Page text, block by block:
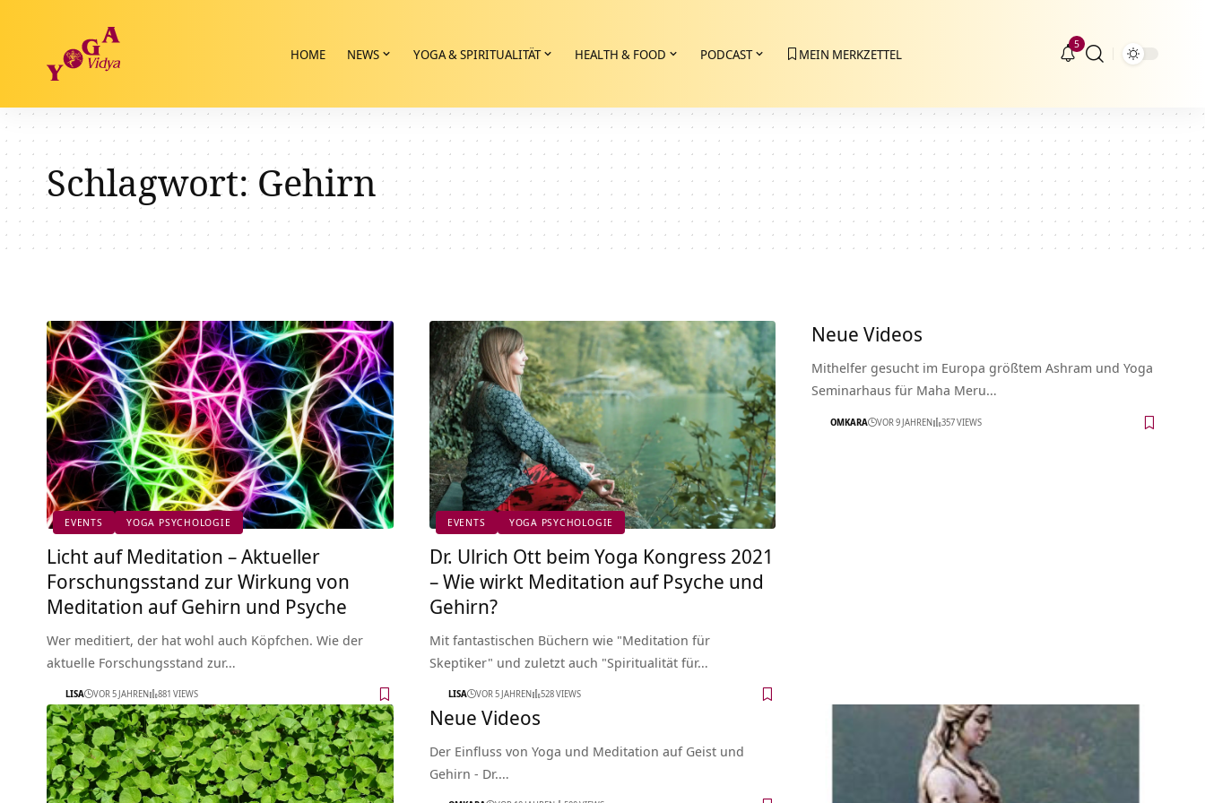
HOME NEWS YOGA & SPIRITUALITÄT HEALTH & FOOD PODCAST MEIN MERKZETTEL
5
Schlagwort: Gehirn
EVENTS YOGA PSYCHOLOGIE
Licht auf Meditation – Aktueller
Forschungsstand zur Wirkung von
Meditation auf Gehirn und Psyche
Wer meditiert, der hat wohl auch Köpfchen. Wie der
aktuelle Forschungsstand zur…
LISA VOR 5 JAHREN 881 VIEWS
EVENTS YOGA PSYCHOLOGIE
Dr. Ulrich Ott beim Yoga Kongress 2021
– Wie wirkt Meditation auf Psyche und
Gehirn?
Mit fantastischen Büchern wie "Meditation für
Skeptiker" und zuletzt auch "Spiritualität für…
LISA VOR 5 JAHREN 528 VIEWS
Neue Videos
Mithelfer gesucht im Europa größtem Ashram und Yoga
Seminarhaus für Maha Meru…
OMKARA VOR 9 JAHREN 357 VIEWS
Neue Videos
Der Einfluss von Yoga und Meditation auf Geist und
Gehirn - Dr.…